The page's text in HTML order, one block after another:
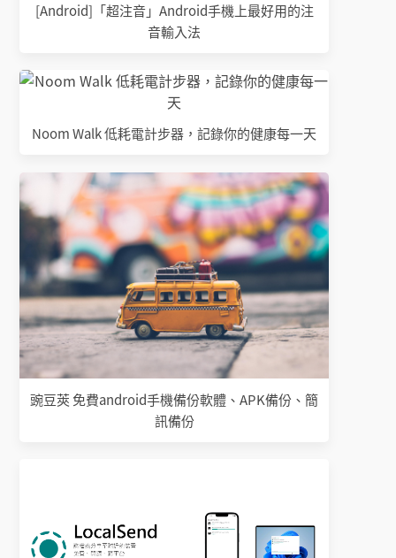
[Android]「超注音」Android手機上最好用的注
音輸入法
Noom Walk 低耗電計步器，記錄你的健康每一天
豌豆莢 免費android手機備份軟體、APK備份、簡
訊備份